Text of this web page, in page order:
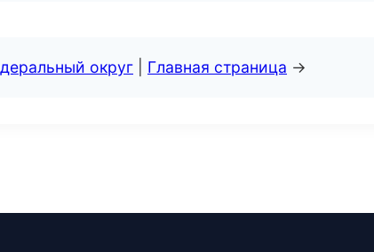
округ Главная страница →